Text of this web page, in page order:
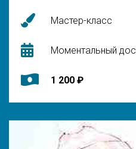
Мастер-класс
Моментальный
1 200 ₽